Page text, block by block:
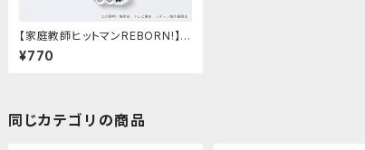
【家庭教師ヒットマンREBORN!】の
び猫アクリルキーホルダー第2弾
（ツナ・リボーン）
¥770
同じカテゴリの商品